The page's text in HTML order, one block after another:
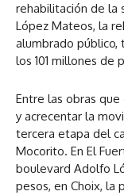
rehabilitación de la
López Mateos, la
alumbrado público,
los 101 millones de
Entre las obras
y acrecentar la
tercera etapa del
Mocorito. En El
boulevard Adolfo
pesos, en Choix, la